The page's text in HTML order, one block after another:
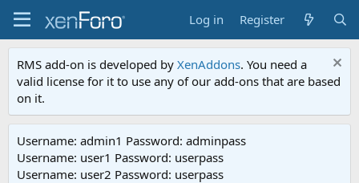
Log in Register
RMS add-on is developed by XenAddons. You need a
valid license for it to use any of our add-ons that are based
on it.
Username: admin1 Password: adminpass
Username: user1 Password: userpass
Username: user2 Password: userpass